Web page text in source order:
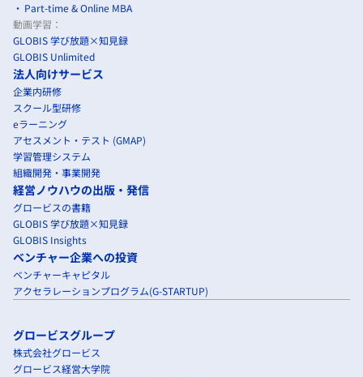
Part-time & Online MBA
動画学習：
GLOBIS 学び放題×知見録
GLOBIS Unlimited
法人向けサービス
企業内研修
スクール型研修
eラーニング
アセスメント・テスト (GMAP)
学習管理システム
組織開発・事業開発
経営ノウハウの出版・発信
グロービスの書籍
GLOBIS 学び放題×知見録
GLOBIS Insights
ベンチャー企業への投資
ベンチャーキャピタル
アクセラレーションプログラム(G-STARTUP)
グロービスグループ
株式会社グロービス
グロービス経営大学院